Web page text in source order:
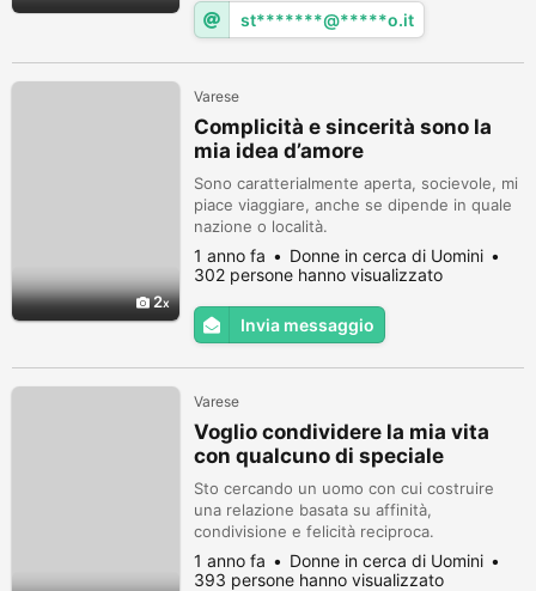
st*******@*****o.it
2
Varese
Complicità e sincerità sono la
mia idea d’amore
Sono caratterialmente aperta, socievole, mi
piace viaggiare, anche se dipende in quale
nazione o località.
1 anno fa
Donne in cerca di Uomini
302 persone hanno visualizzato
Invia messaggio
Varese
Voglio condividere la mia vita
con qualcuno di speciale
Sto cercando un uomo con cui costruire
una relazione basata su affinità,
condivisione e felicità reciproca.
1 anno fa
Donne in cerca di Uomini
393 persone hanno visualizzato